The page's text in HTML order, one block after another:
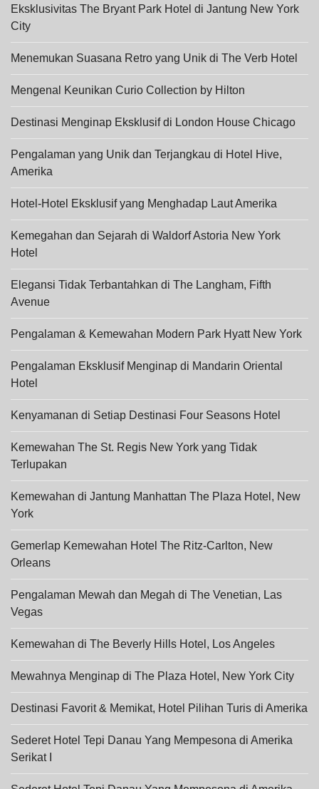
Eksklusivitas The Bryant Park Hotel di Jantung New York
City
Menemukan Suasana Retro yang Unik di The Verb Hotel
Mengenal Keunikan Curio Collection by Hilton
Destinasi Menginap Eksklusif di London House Chicago
Pengalaman yang Unik dan Terjangkau di Hotel Hive,
Amerika
Hotel-Hotel Eksklusif yang Menghadap Laut Amerika
Kemegahan dan Sejarah di Waldorf Astoria New York
Hotel
Elegansi Tidak Terbantahkan di The Langham, Fifth
Avenue
Pengalaman & Kemewahan Modern Park Hyatt New York
Pengalaman Eksklusif Menginap di Mandarin Oriental
Hotel
Kenyamanan di Setiap Destinasi Four Seasons Hotel
Kemewahan The St. Regis New York yang Tidak
Terlupakan
Kemewahan di Jantung Manhattan The Plaza Hotel, New
York
Gemerlap Kemewahan Hotel The Ritz-Carlton, New
Orleans
Pengalaman Mewah dan Megah di The Venetian, Las
Vegas
Kemewahan di The Beverly Hills Hotel, Los Angeles
Mewahnya Menginap di The Plaza Hotel, New York City
Destinasi Favorit & Memikat, Hotel Pilihan Turis di Amerika
Sederet Hotel Tepi Danau Yang Mempesona di Amerika
Serikat I